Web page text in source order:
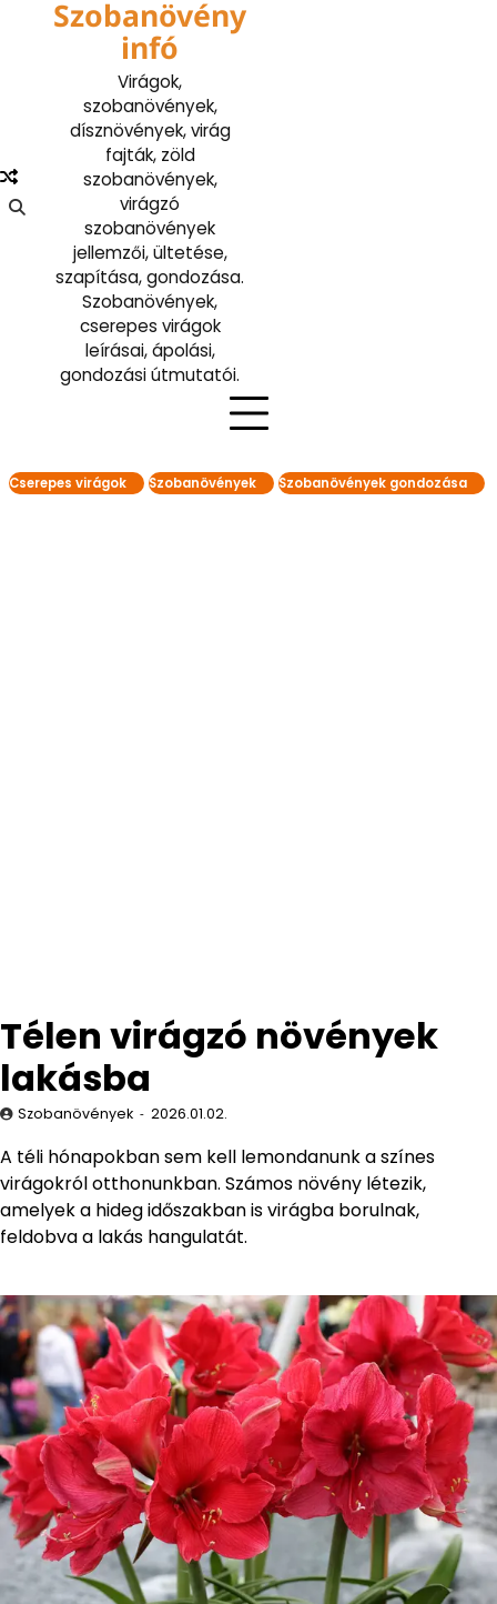
Szobanövény
infó
Virágok,
szobanövények,
dísznövények, virág
fajták, zöld
szobanövények,
virágzó
szobanövények
jellemzői, ültetése,
szapítása, gondozása.
Szobanövények,
cserepes virágok
leírásai, ápolási,
gondozási útmutatói.
Cserepes virágok Szobanövények Szobanövények gondozása
Télen virágzó növények
lakásba
Szobanövények 2026.01.02.
A téli hónapokban sem kell lemondanunk a színes
virágokról otthonunkban. Számos növény létezik,
amelyek a hideg időszakban is virágba borulnak,
feldobva a lakás hangulatát.